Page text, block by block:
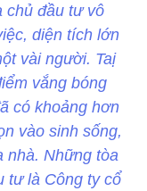
chủ đầu tư vô
diện tích lớn
vài người. Taị
vắng bóng
có khoảng hơn
vào sinh sống,
nhà. Những tòa
tư là Công ty cổ